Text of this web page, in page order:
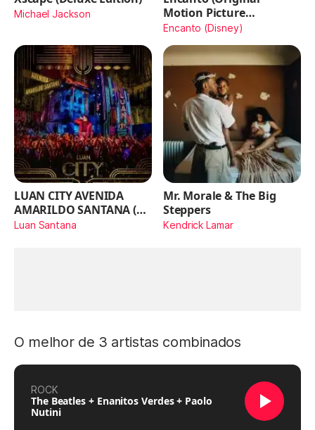
Michael Jackson
Motion Picture
Soundtrack)
Encanto (Disney)
LUAN CITY AVENIDA
AMARILDO SANTANA (Ao
Vivo)
Luan Santana
Mr. Morale & The Big
Steppers
Kendrick Lamar
O melhor de 3 artistas combinados
ROCK
The Beatles + Enanitos Verdes + Paolo
Nutini